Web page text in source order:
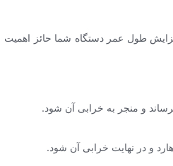
طول عمر دستگاه شما حائز
و منجر به خرابی آن شود.
و در نهایت خرابی آن شود.